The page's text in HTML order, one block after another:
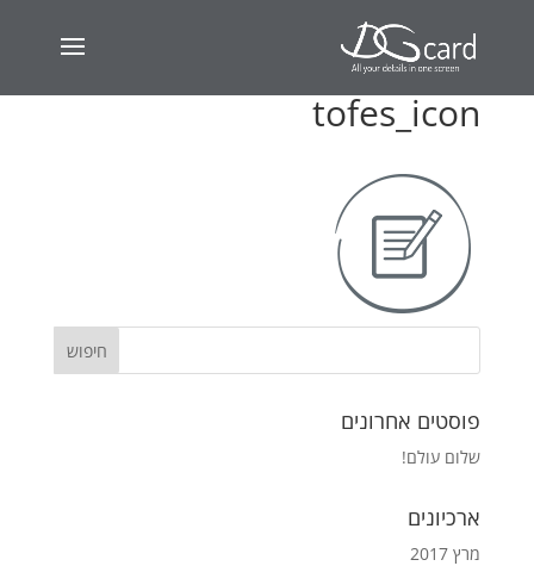
tofes_icon
פוסטים אחרונים
שלום עולם!
ארכיונים
מרץ 2017